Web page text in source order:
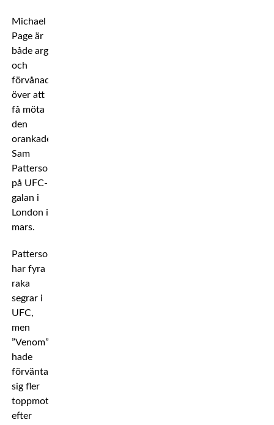
Michael
Page är
både arg
och
förvånad
över att
få möta
den
orankade
Sam
Patterson
på UFC-
galan i
London i
mars.
Patterson
har fyra
raka
segrar i
UFC,
men
”Venom”,
hade
förväntat
sig fler
toppmotståndare
efter